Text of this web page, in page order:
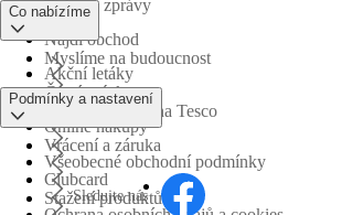
Tiskové zprávy
Myslíme na budoucnost
Obchodní skupina Tesco
Najdi obchod
Časté otázky
Vrácení a záruka
Stažení produktů
Co nabízíme
Akční letáky
Online nákupy
Clubcard
Podmínky a nastavení
Všeobecné obchodní podmínky
Sledujte nás